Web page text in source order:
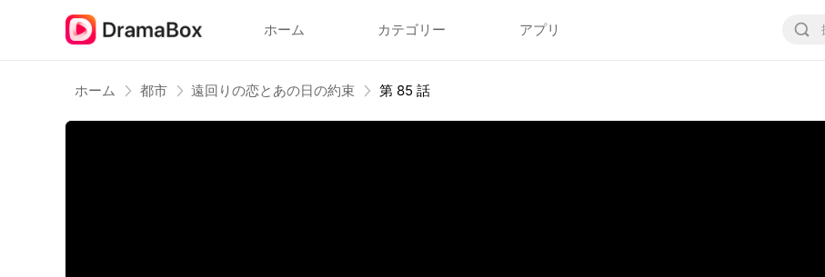
ホーム カテゴリー アプリ
ホーム 都市 遠回りの恋とあの日の約束 第 85 話